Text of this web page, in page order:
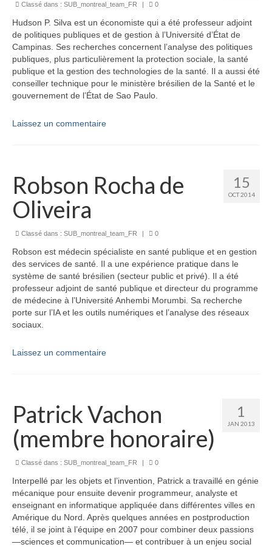
Classé dans : SUB_montreal_team_FR | 0
Hudson P. Silva est un économiste qui a été professeur adjoint
de politiques publiques et de gestion à l’Université d’État de
Campinas. Ses recherches concernent l’analyse des politiques
publiques, plus particulièrement la protection sociale, la santé
publique et la gestion des technologies de la santé. Il a aussi été
conseiller technique pour le ministère brésilien de la Santé et le
gouvernement de l’État de Sao Paulo.
Laissez un commentaire
15
OCT 2014
Robson Rocha de
Oliveira
Classé dans : SUB_montreal_team_FR | 0
Robson est médecin spécialiste en santé publique et en gestion
des services de santé. Il a une expérience pratique dans le
système de santé brésilien (secteur public et privé). Il a été
professeur adjoint de santé publique et directeur du programme
de médecine à l’Université Anhembi Morumbi. Sa recherche
porte sur l’IA et les outils numériques et l’analyse des réseaux
sociaux.
Laissez un commentaire
1
JAN 2013
Patrick Vachon
(membre honoraire)
Classé dans : SUB_montreal_team_FR | 0
Interpellé par les objets et l’invention, Patrick a travaillé en génie
mécanique pour ensuite devenir programmeur, analyste et
enseignant en informatique appliquée dans différentes villes en
Amérique du Nord. Après quelques années en postproduction
télé, il se joint à l’équipe en 2007 pour combiner deux passions
—sciences et communication— et contribuer à un enjeu social